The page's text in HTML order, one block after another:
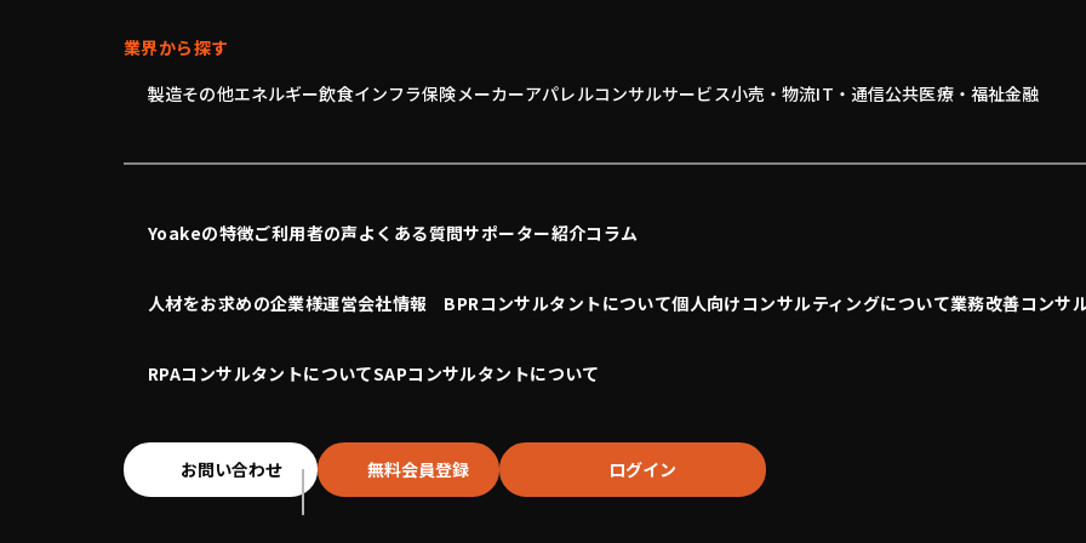
業界から探す
製造その他エネルギー飲食インフラ保険メーカーアパレルコンサルサービス小売・物流IT・通信公共医療・福祉金融
Yoakeの特徴ご利用者の声よくある質問サポーター紹介コラム
人材をお求めの企業様運営会社情報 BPRコンサルタントについて個人向けコンサルティングについて業務改善コンサ
RPAコンサルタントについてSAPコンサルタントについて
お問い合わせ 無料会員登録 ログイン